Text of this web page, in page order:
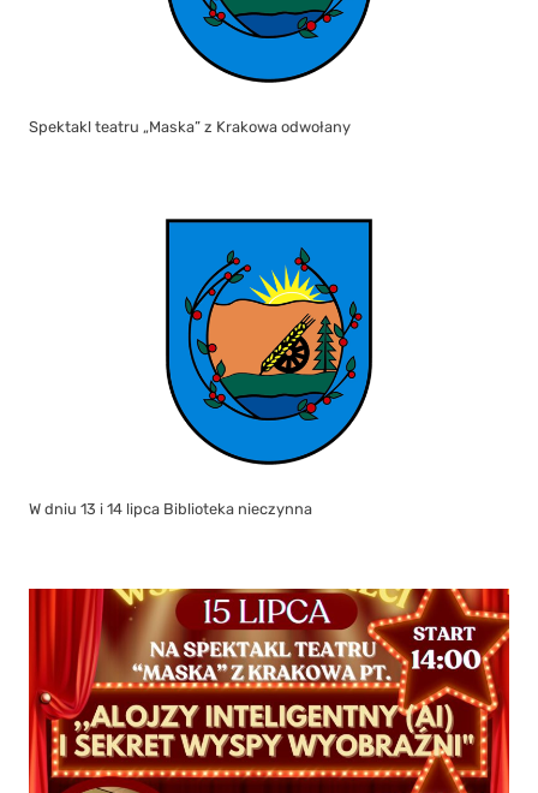
Spektakl teatru „Maska” z Krakowa odwołany
W dniu 13 i 14 lipca Biblioteka nieczynna